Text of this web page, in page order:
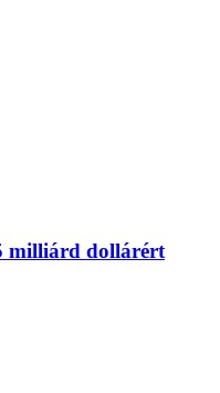
milliárd dollárért